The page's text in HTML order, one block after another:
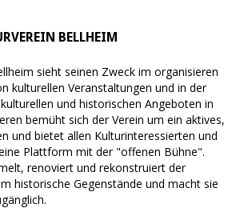
BELLHEIM
sieht seinen Zweck im organisieren
kulturellen Veranstaltungen und in der
und historischen Angeboten in
bemüht sich der Verein um ein aktives,
und bietet allen Kulturinteressierten und
Plattform mit der "offenen Bühne".
renoviert und rekonstruiert der
historische Gegenstände und macht sie